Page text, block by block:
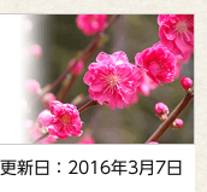
更新日：2016年3月7日